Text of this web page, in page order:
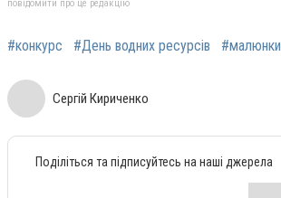
повідомити про це редакцію
#конкурс #День водних ресурсів #малюнки
Сергій Кириченко
Поділіться та підписуйтесь на наші джерела